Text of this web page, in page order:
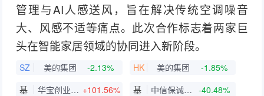
管理与AI人感送风，旨在解决传统空调噪音
大、风感不适等痛点。此次合作标志着两家巨
头在智能家居领域的协同进入新阶段。
SZ 美的集团 -2.13% HK 美的集团
-1.85%
基
华宝创业板人工智能ETF +101.56% 基 中信保诚中证智能家居指数(LOF)A -40.48%